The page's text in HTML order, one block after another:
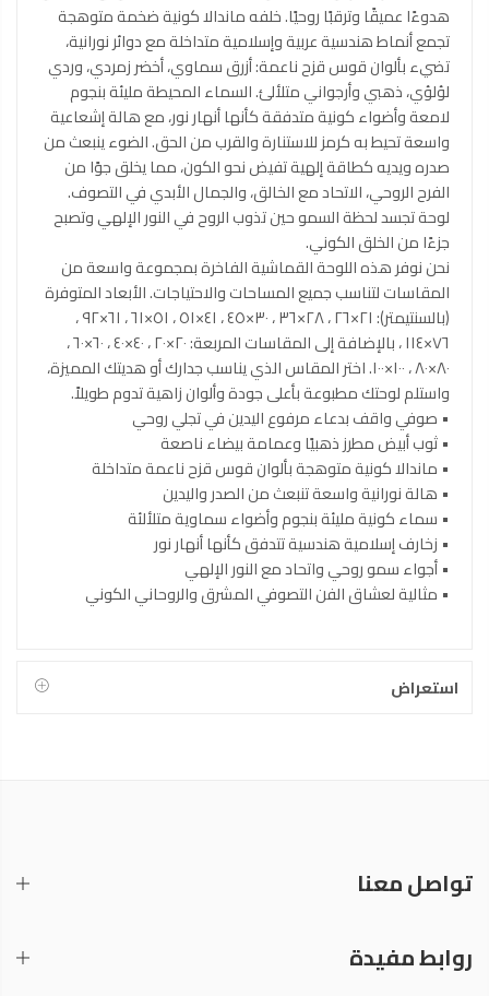
هدوءًا عميقًا وترقبًا روحيًا. خلفه ماندالا كونية ضخمة متوهجة
تجمع أنماط هندسية عربية وإسلامية متداخلة مع دوائر نورانية،
تضيء بألوان قوس قزح ناعمة: أزرق سماوي، أخضر زمردي، وردي
لؤلؤي، ذهبي وأرجواني متلألئ. السماء المحيطة مليئة بنجوم
لامعة وأضواء كونية متدفقة كأنها أنهار نور، مع هالة إشعاعية
واسعة تحيط به كرمز للاستنارة والقرب من الحق. الضوء ينبعث من
صدره ويديه كطاقة إلهية تفيض نحو الكون، مما يخلق جوًا من
الفرح الروحي، الاتحاد مع الخالق، والجمال الأبدي في التصوف.
لوحة تجسد لحظة السمو حين تذوب الروح في النور الإلهي وتصبح
جزءًا من الخلق الكوني.
نحن نوفر هذه اللوحة القماشية الفاخرة بمجموعة واسعة من
المقاسات لتناسب جميع المساحات والاحتياجات. الأبعاد المتوفرة
(بالسنتيمتر): ٢١×٢٦ ، ٢٨×٣٦ ، ٣٠×٤٥ ، ٤١×٥١ ، ٥١×٦١ ، ٦١×٩٢ ،
٧٦×١١٤ ، بالإضافة إلى المقاسات المربعة: ٢٠×٢٠ ، ٤٠×٤٠ ، ٦٠×٦٠ ،
٨٠×٨٠ ، ١٠٠×١٠٠. اختر المقاس الذي يناسب جدارك أو هديتك المميزة،
واستلم لوحتك مطبوعة بأعلى جودة وألوان زاهية تدوم طويلاً.
• صوفي واقف بدعاء مرفوع اليدين في تجلي روحي
• ثوب أبيض مطرز ذهبيًا وعمامة بيضاء ناصعة
• ماندالا كونية متوهجة بألوان قوس قزح ناعمة متداخلة
• هالة نورانية واسعة تنبعث من الصدر واليدين
• سماء كونية مليئة بنجوم وأضواء سماوية متلألئة
• زخارف إسلامية هندسية تتدفق كأنها أنهار نور
• أجواء سمو روحي واتحاد مع النور الإلهي
• مثالية لعشاق الفن التصوفي المشرق والروحاني الكوني
استعراض
تواصل معنا
روابط مفيدة